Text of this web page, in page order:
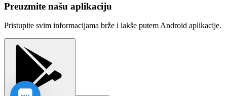
Preuzmite našu aplikaciju
Pristupite svim informacijama brže i lakše putem Android aplikacije.